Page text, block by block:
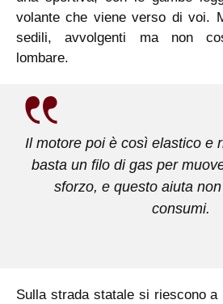
volante che viene verso di voi.
sedili, avvolgenti ma non
lombare.
Il motore poi è così elastico e
basta un filo di gas per
sforzo, e questo aiuta
consumi.
Sulla strada statale si riescono a